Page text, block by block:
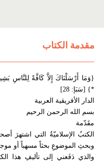
مقدمة الكتاب
{وَمَا أَرْسَلْنَاكَ إِلاَّ كَافَّةً لِلنَّاسِ
*} [سَبَإ: 28]
الدار الأفريقية العربية
بسم الله الرحمن الرحيم
مقَدّمة
الكتبُ الإسلاميّةُ التي اشتهرَ
وبحثِ الموضوعِ بحثاً مسهباً أو
والذي دَفَعني إلى تأليفِ هذا